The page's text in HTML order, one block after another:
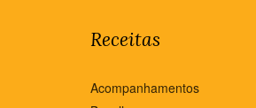
Receitas
Acompanhamentos